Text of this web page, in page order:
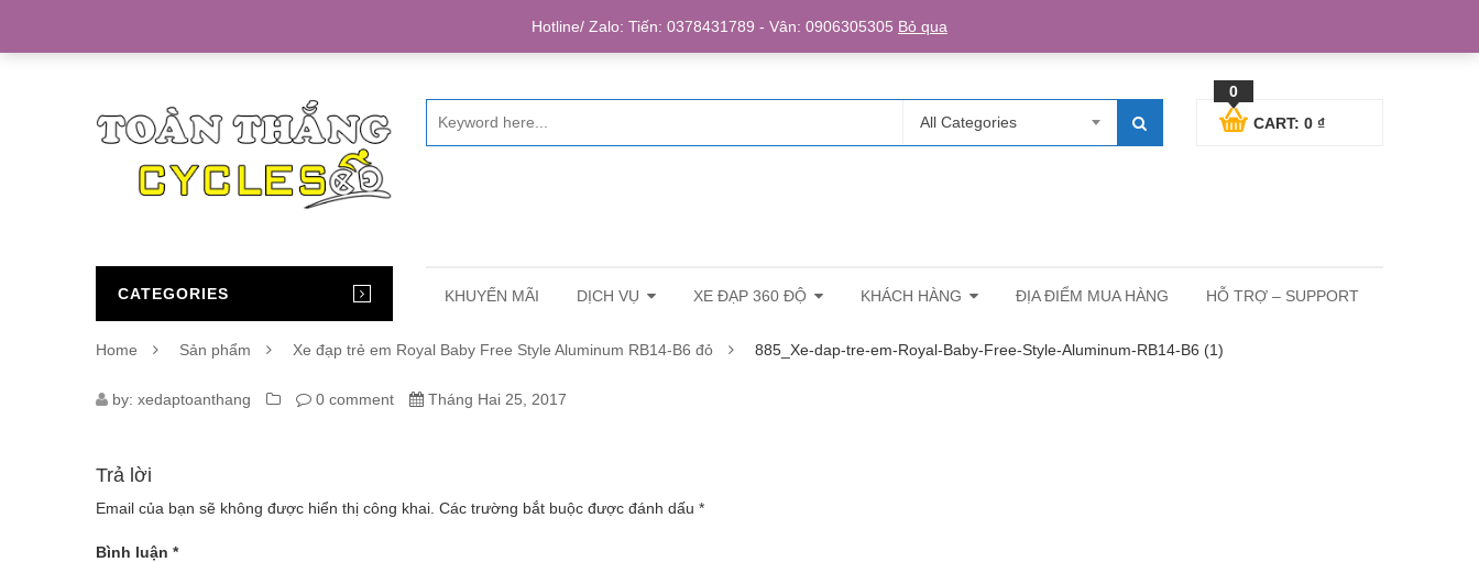
Login/Register
All Categories
0
CART: 0 ₫
CATEGORIES KHUYẾN MÃI DỊCH VỤ XE ĐẠP 360 ĐỘ KHÁCH HÀNG ĐỊA ĐIỂM MUA HÀNG HỖ TRỢ – SUPPORT
Home Sản phẩm Xe đạp trẻ em Royal Baby Free Style Aluminum RB14-B6 đỏ 885_Xe-dap-tre-em-Royal-Baby-Free-Style-Aluminum-RB14-B6 (1)
885_XE-
TRE-
by: xedaptoanthang 0 comment Tháng Hai 25, 2017
Trả lời
Email của bạn sẽ không được hiển thị công khai. Các trường bắt buộc được đánh dấu *
Bình luận *
Hotline/ Zalo: Tiến: 0378431789 - Vân: 0906305305 Bỏ qua